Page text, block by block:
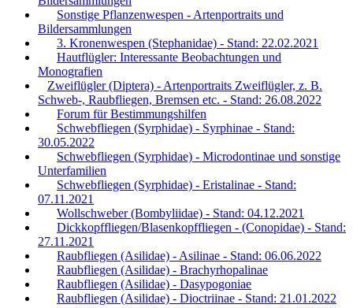
Sonstige Pflanzenwespen - Artenportraits und
Bildersammlungen
3. Kronenwespen (Stephanidae) - Stand: 22.02.2021
Hautflügler: Interessante Beobachtungen und
Monografien
Zweiflügler (Diptera) - Artenportraits Zweiflügler, z. B.
Schweb-, Raubfliegen, Bremsen etc. - Stand: 26.08.2022
Forum für Bestimmungshilfen
Schwebfliegen (Syrphidae) - Syrphinae - Stand:
30.05.2022
Schwebfliegen (Syrphidae) - Microdontinae und sonstige
Unterfamilien
Schwebfliegen (Syrphidae) - Eristalinae - Stand:
07.11.2021
Wollschweber (Bombyliidae) - Stand: 04.12.2021
Dickkopffliegen/Blasenkopffliegen - (Conopidae) - Stand:
27.11.2021
Raubfliegen (Asilidae) - Asilinae - Stand: 06.06.2022
Raubfliegen (Asilidae) - Brachyrhopalinae
Raubfliegen (Asilidae) - Dasypogoniae
Raubfliegen (Asilidae) - Dioctriinae - Stand: 21.01.2022